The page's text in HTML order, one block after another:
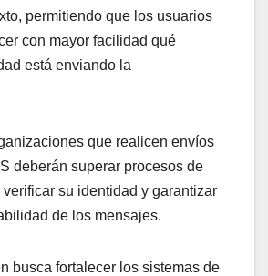
permitiendo que los usuarios
con mayor facilidad qué
está enviando la
que realicen envíos
deberán superar procesos de
su identidad y garantizar
de los mensajes.
busca fortalecer los sistemas de